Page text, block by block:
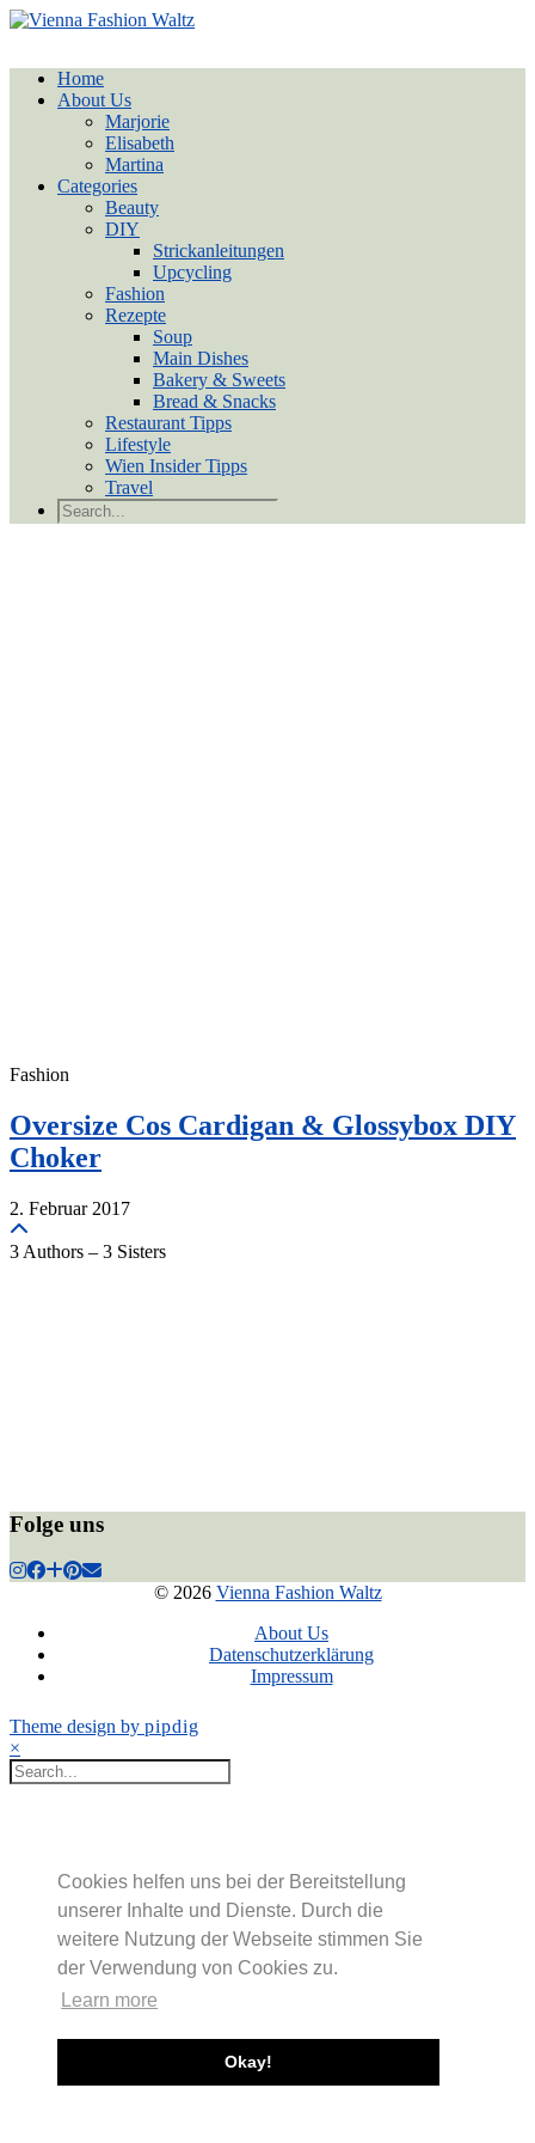
Cookies helfen uns bei der Bereitstellung
unserer Inhalte und Dienste. Durch die
weitere Nutzung der Webseite stimmen Sie
der Verwendung von Cookies zu.
Learn more
Okay!
Home
About Us
Marjorie
Elisabeth
Martina
Categories
Beauty
DIY
Strickanleitungen
Upcycling
Fashion
Rezepte
Soup
Main Dishes
Bakery & Sweets
Bread & Snacks
Restaurant Tipps
Lifestyle
Wien Insider Tipps
Travel
Fashion
Oversize Cos Cardigan & Glossybox DIY
Choker
2. Februar 2017
3 Authors – 3 Sisters
Folge uns
© 2026 Vienna Fashion Waltz
About Us
Datenschutzerklärung
Impressum
Theme design by pipdig
×